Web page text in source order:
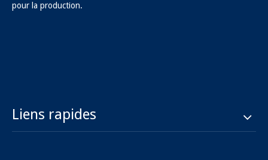
pour la production.
Liens rapides